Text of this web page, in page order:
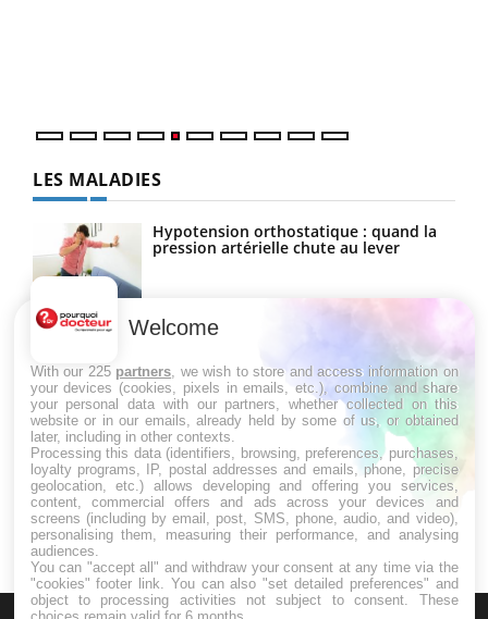
LES MALADIES
Hypotension orthostatique : quand la
pression artérielle chute au lever
Drépanocytose : une déformation des
globules rouges aux conséquences
Maladie de Charcot (Sclérose latérale
amyotrophique)
Welcome
With our 225 partners , we wish to store and access information on
your devices (cookies, pixels in emails, etc.), combine and share
your personal data with our partners, whether collected on this
website or in our emails, already held by some of us, or obtained
later, including in other contexts.
Processing this data (identifiers, browsing, preferences, purchases,
loyalty programs, IP, postal addresses and emails, phone, precise
geolocation, etc.) allows developing and offering you services,
content, commercial offers and ads across your devices and
screens (including by email, post, SMS, phone, audio, and video),
personalising them, measuring their performance, and analysing
audiences.
You can "accept all" and withdraw your consent at any time via the
"cookies" footer link . You can also "set detailed preferences" and
object to processing activities not subject to consent. These
choices remain valid for 6 months.